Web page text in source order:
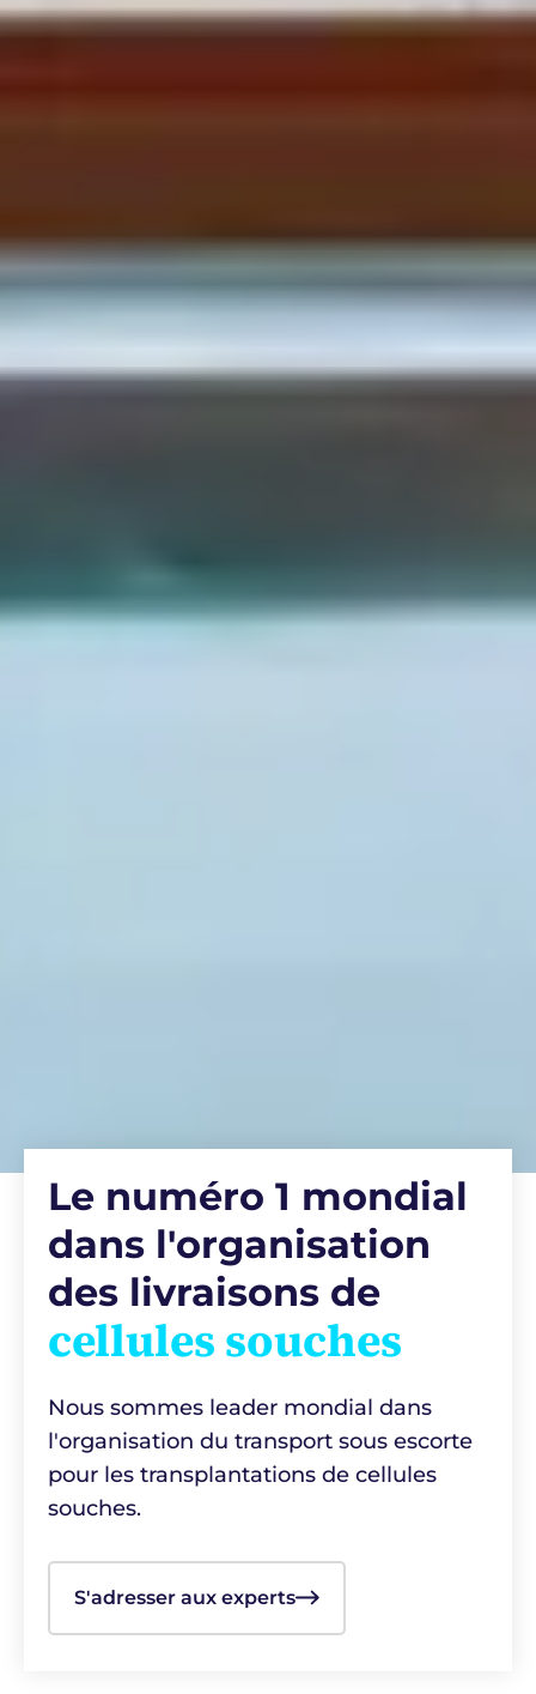
Le numéro 1 mondial
dans l'organisation
des livraisons de
cellules souches
Nous sommes leader mondial dans
l'organisation du transport sous escorte
pour les transplantations de cellules
souches.
S'adresser aux experts